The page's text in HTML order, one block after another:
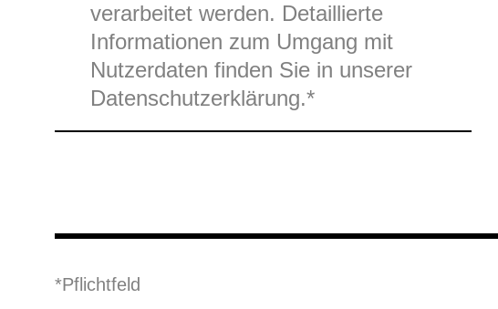
verarbeitet werden. Detaillierte
Informationen zum Umgang mit
Nutzerdaten finden Sie in unserer
Datenschutzerklärung.*
*Pflicht­feld